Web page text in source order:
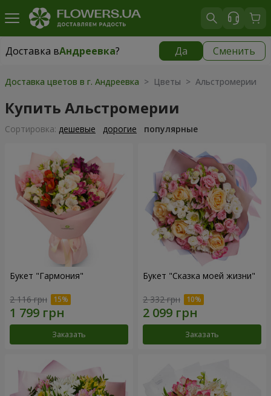
Доставка вАндреевка? Да Сменить
Доставка вАндреевка|
Доставка цветов в г. Андреевка > Цветы > Альстромерии
Купить Альстромерии
Cортировка: дешевые дорогие популярные
Букет "Гармония"
2 116 грн
Заказать
Букет "Сказка моей жизни"
2 332 грн
Заказать